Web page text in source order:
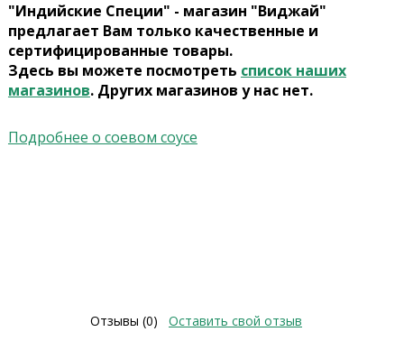
"Индийские Специи" - магазин "Виджай"
предлагает Вам только качественные и
сертифицированные товары.
Здесь вы можете посмотреть список наших
магазинов. Других магазинов у нас нет.
Подробнее о соевом соусе
Отзывы (0) Оставить свой отзыв